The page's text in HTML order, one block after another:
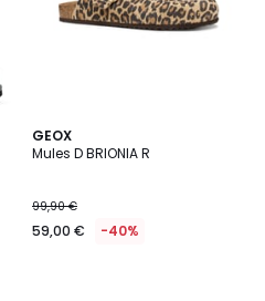
GEOX
Mules D BRIONIA R
99,90 €
59,00 € -40%